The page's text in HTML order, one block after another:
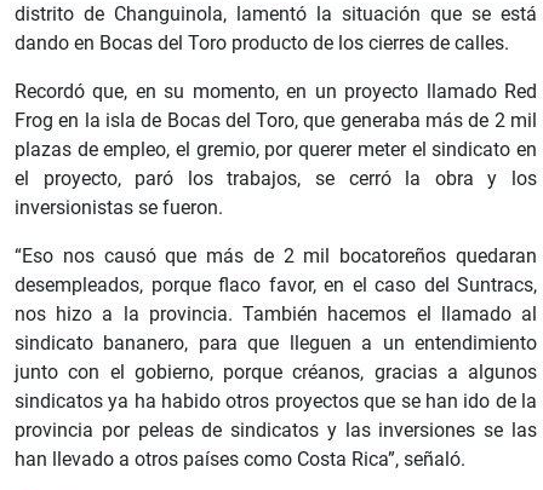
distrito de Changuinola, lamentó la situación que se está
dando en Bocas del Toro producto de los cierres de calles.
Recordó que, en su momento, en un proyecto llamado Red
Frog en la isla de Bocas del Toro, que generaba más de 2 mil
plazas de empleo, el gremio, por querer meter el sindicato en
el proyecto, paró los trabajos, se cerró la obra y los
inversionistas se fueron.
“Eso nos causó que más de 2 mil bocatoreños quedaran
desempleados, porque flaco favor, en el caso del Suntracs,
nos hizo a la provincia. También hacemos el llamado al
sindicato bananero, para que lleguen a un entendimiento
junto con el gobierno, porque créanos, gracias a algunos
sindicatos ya ha habido otros proyectos que se han ido de la
provincia por peleas de sindicatos y las inversiones se las
han llevado a otros países como Costa Rica”, señaló.